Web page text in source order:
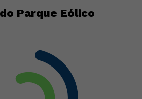
Parque Eólico